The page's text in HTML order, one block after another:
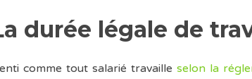
durée légale de
comme tout salarié travaille selon la